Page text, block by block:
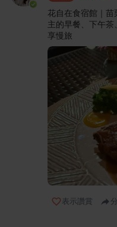
花自在食宿館｜苗
主的早餐、下午
享慢旅
表示讚賞